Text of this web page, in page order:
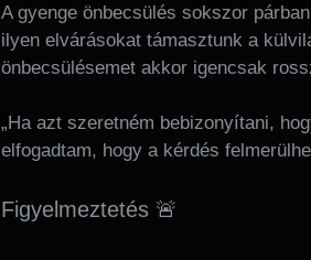
A gyenge önbecsülés sokszor
ilyen elvárásokat támasztunk a
önbecsülésemet akkor igencsak
„Ha azt szeretném bebizonyítani,
elfogadtam, hogy a kérdés
Figyelmeztetés 🚨